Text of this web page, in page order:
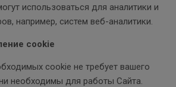
использоваться для аналитики и
например, систем веб-аналитики.
cookie
cookie не требует вашего
необходимы для работы Сайта.